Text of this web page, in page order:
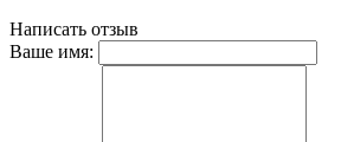
Написать отзыв
Ваше имя: